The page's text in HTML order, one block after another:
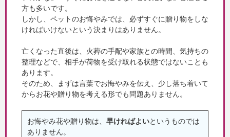
方も多いです。
しかし、ペットのお悔やみでは、必ずすぐに贈り物をしな
ければいけないという決まりはありません。
亡くなった直後は、火葬の手配や家族との時間、気持ちの
整理などで、相手が荷物を受け取れる状態ではないことも
あります。
そのため、まずは言葉でお悔やみを伝え、少し落ち着いて
からお花や贈り物を考える形でも問題ありません。
お悔やみ花や贈り物は、 早ければよいというものでは
ありません。